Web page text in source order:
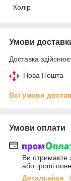
Колір
Умови
Доставка
Нова Пошта
Всі умови
Умови оплати
Ви отримаєте
або гроші
Детальніше